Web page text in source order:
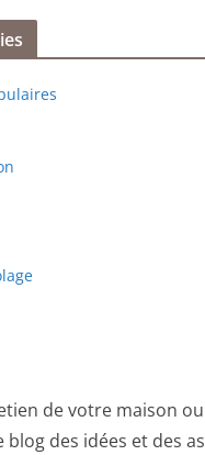
de votre maison
des idées et des